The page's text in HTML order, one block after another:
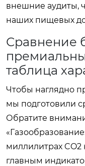
внешние аудиты,
наших пищевых
Сравнение
таблица
Чтобы наглядно
мы подготовили
Обратите
миллилитрах CO2
главным